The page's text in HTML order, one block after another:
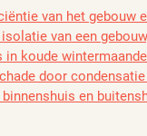
van het gebouw
van een
koude
door
en